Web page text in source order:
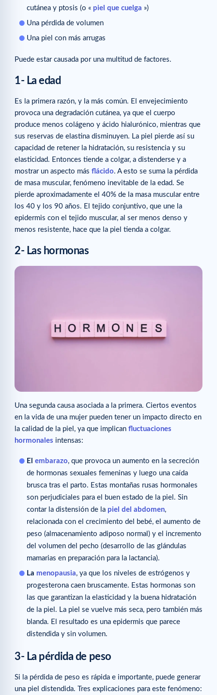
cutánea y ptosis (o « piel que cuelga »)
Una pérdida de volumen
Una piel con más arrugas
Puede estar causada por una multitud de factores.
1- La edad
Es la primera razón, y la más común. El envejecimiento
provoca una degradación cutánea, ya que el cuerpo
produce menos colágeno y ácido hialurónico, mientras que
sus reservas de elastina disminuyen. La piel pierde así su
capacidad de retener la hidratación, su resistencia y su
elasticidad. Entonces tiende a colgar, a distenderse y a
mostrar un aspecto más flácido. A esto se suma la pérdida
de masa muscular, fenómeno inevitable de la edad. Se
pierde aproximadamente el 40% de la masa muscular entre
los 40 y los 90 años. El tejido conjuntivo, que une la
epidermis con el tejido muscular, al ser menos denso y
menos resistente, hace que la piel tienda a colgar.
2- Las hormonas
Una segunda causa asociada a la primera. Ciertos eventos
en la vida de una mujer pueden tener un impacto directo en
la calidad de la piel, ya que implican fluctuaciones
hormonales intensas:
El embarazo, que provoca un aumento en la secreción
de hormonas sexuales femeninas y luego una caída
brusca tras el parto. Estas montañas rusas hormonales
son perjudiciales para el buen estado de la piel. Sin
contar la distensión de la piel del abdomen,
relacionada con el crecimiento del bebé, el aumento de
peso (almacenamiento adiposo normal) y el incremento
del volumen del pecho (desarrollo de las glándulas
mamarias en preparación para la lactancia).
La menopausia, ya que los niveles de estrógenos y
progesterona caen bruscamente. Estas hormonas son
las que garantizan la elasticidad y la buena hidratación
de la piel. La piel se vuelve más seca, pero también más
blanda. El resultado es una epidermis que parece
distendida y sin volumen.
3- La pérdida de peso
Si la pérdida de peso es rápida e importante, puede generar
una piel distendida. Tres explicaciones para este fenómeno: